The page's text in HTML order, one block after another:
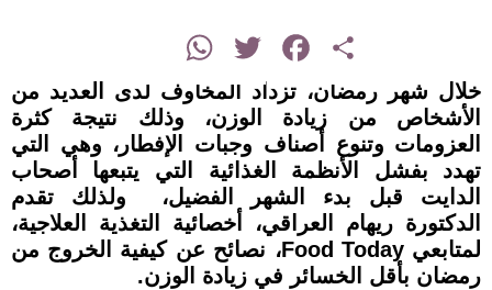
Share
Facebook
Twitter
WhatsApp
خلال شهر رمضان، تزداد المخاوف لدى العديد من
الأشخاص من زيادة الوزن، وذلك نتيجة كثرة
العزومات وتنوع أصناف وجبات الإفطار، وهي التي
تهدد بفشل الأنظمة الغذائية التي يتبعها أصحاب
الدايت قبل بدء الشهر الفضيل، ولذلك تقدم
الدكتورة ريهام العراقي، أخصائية التغذية العلاجية،
لمتابعي Food Today، نصائح عن كيفية الخروج من
رمضان بأقل الخسائر في زيادة الوزن.